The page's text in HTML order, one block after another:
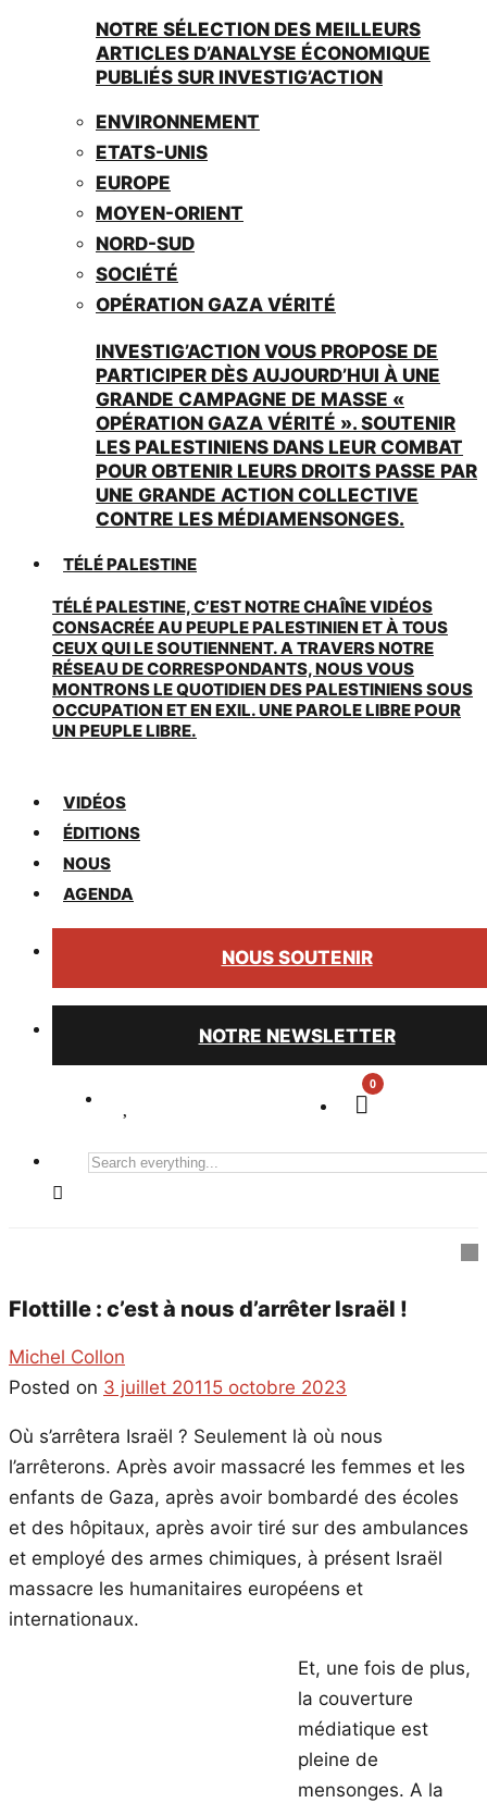
NOTRE SÉLECTION DES MEILLEURS
ARTICLES D’ANALYSE ÉCONOMIQUE
PUBLIÉS SUR INVESTIG’ACTION
ENVIRONNEMENT
ETATS-UNIS
EUROPE
MOYEN-ORIENT
NORD-SUD
SOCIÉTÉ
OPÉRATION GAZA VÉRITÉ
INVESTIG’ACTION VOUS PROPOSE DE
PARTICIPER DÈS AUJOURD’HUI À UNE
GRANDE CAMPAGNE DE MASSE «
OPÉRATION GAZA VÉRITÉ ». SOUTENIR
LES PALESTINIENS DANS LEUR COMBAT
POUR OBTENIR LEURS DROITS PASSE PAR
UNE GRANDE ACTION COLLECTIVE
CONTRE LES MÉDIAMENSONGES.
TÉLÉ PALESTINE
TÉLÉ PALESTINE, C’EST NOTRE CHAÎNE VIDÉOS
CONSACRÉE AU PEUPLE PALESTINIEN ET À TOUS
CEUX QUI LE SOUTIENNENT. A TRAVERS NOTRE
RÉSEAU DE CORRESPONDANTS, NOUS VOUS
MONTRONS LE QUOTIDIEN DES PALESTINIENS SOUS
OCCUPATION ET EN EXIL. UNE PAROLE LIBRE POUR
UN PEUPLE LIBRE.
VIDÉOS
ÉDITIONS
NOUS
AGENDA
NOUS SOUTENIR
NOTRE NEWSLETTER
0
Search
Flottille : c’est à nous d’arrêter Israël !
Michel Collon
Posted on 3 juillet 20115 octobre 2023
Où s’arrêtera Israël ? Seulement là où nous
l’arrêterons. Après avoir massacré les femmes et les
enfants de Gaza, après avoir bombardé des écoles
et des hôpitaux, après avoir tiré sur des ambulances
et employé des armes chimiques, à présent Israël
massacre les humanitaires européens et
internationaux.
Et, une fois de plus,
la couverture
médiatique est
pleine de
mensonges. A la